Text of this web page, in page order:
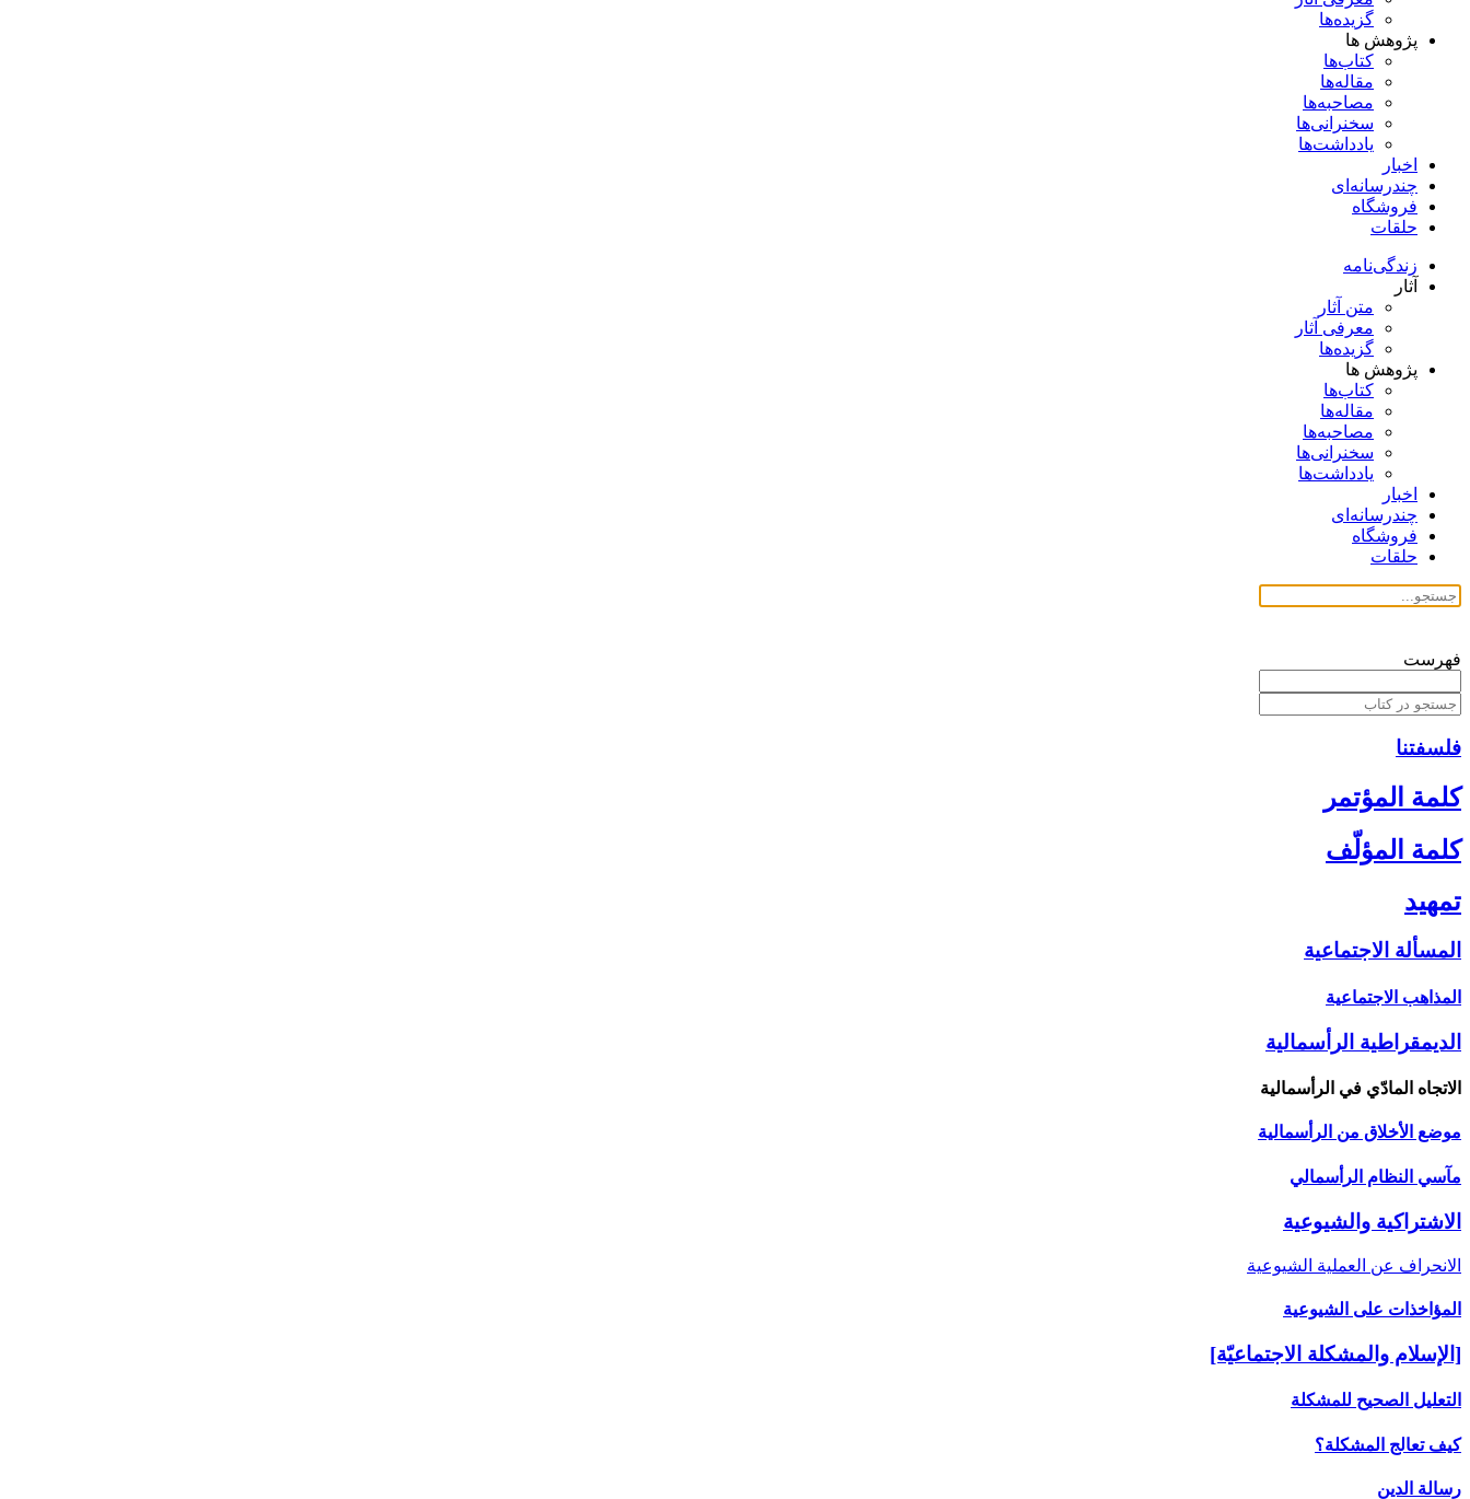
گزیده‌ها
پژوهش ها
کتاب‌ها
مقاله‌ها
مصاحبه‌ها
سخنرانی‌ها
یادداشت‌ها
اخبار
چندرسانه‌ای
فروشگاه
حلقات
زندگی‌نامه
آثار
متن آثار
معرفی آثار
گزیده‌ها
پژوهش ها
کتاب‌ها
مقاله‌ها
مصاحبه‌ها
سخنرانی‌ها
یادداشت‌ها
اخبار
چندرسانه‌ای
فروشگاه
حلقات
فهرست
فلسفتنا
كلمة المؤتمر
كلمة المؤلّف‏
تمهيد
المسألة الاجتماعية
المذاهب الاجتماعية
الديمقراطية الرأسمالية
الاتجاه المادّي في الرأسمالية
موضع الأخلاق من الرأسمالية
مآسي النظام الرأسمالي
الاشتراكية والشيوعية
الانحراف عن العملية الشيوعية
المؤاخذات على الشيوعية
[الإسلام والمشكلة الاجتماعيّة]
التعليل الصحيح للمشكلة
كيف تعالج المشكلة؟
رسالة الدين